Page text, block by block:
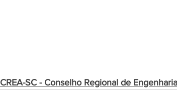
CREA-SC - Conselho Regional de